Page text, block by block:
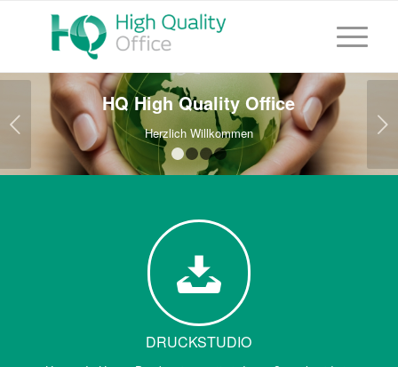
HQ High Quality Office
Herzlich Willkommen Weiter
1 2 3 4
DRUCKSTUDIO